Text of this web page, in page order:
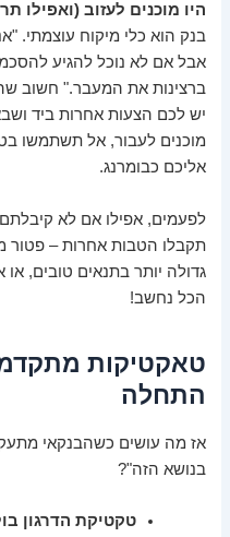
היו מוכנים לעזוב (ואפילו
בנק הוא כלי מיקוח עוצמתי.
אבל אם לא נוכל להגיע
ברצינות את המעבר." חשוב
יש לכם הצעות אחרות ביד
מוכנים לעבור, אל תשתמשו
אליכם כבומרנג.
לפעמים, אפילו אם לא
תקבלו הטבות אחרות – פטור
גדולה יותר בתנאים טובים, או
הכל נחשב!
טאקטיקות
התחלה
אז מה עושים כשהבנקאי
בנושא הזה"?
טקטיקת הדרגון